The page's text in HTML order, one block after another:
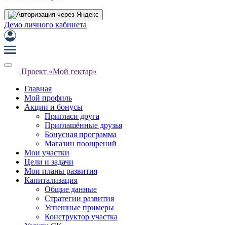
Демо личного кабинета
Проект «Мой гектар»
Главная
Мой профиль
Акции и бонусы
Пригласи друга
Приглашённые друзья
Бонусная программа
Магазин поощрений
Мои участки
Цели и задачи
Мои планы развития
Капитализация
Общие данные
Стратегии развития
Успешные примеры
Конструктор участка